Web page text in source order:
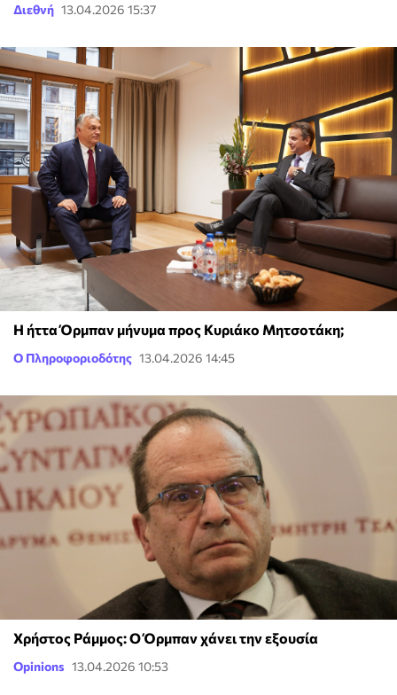
Διεθνή 13.04.2026 15:37
Η ήττα Όρμπαν μήνυμα προς Κυριάκο Μητσοτάκη;
Ο Πληροφοριοδότης 13.04.2026 14:45
Χρήστος Ράμμος: Ο Όρμπαν χάνει την εξουσία
Opinions 13.04.2026 10:53